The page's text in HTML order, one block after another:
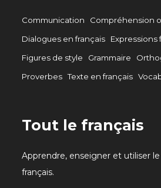
Communication Compréhension
Dialogues en français
Expressions
Figures de style
Grammaire
Proverbes Texte en français
Tout le français
Apprendre, enseigner et utiliser le
français.